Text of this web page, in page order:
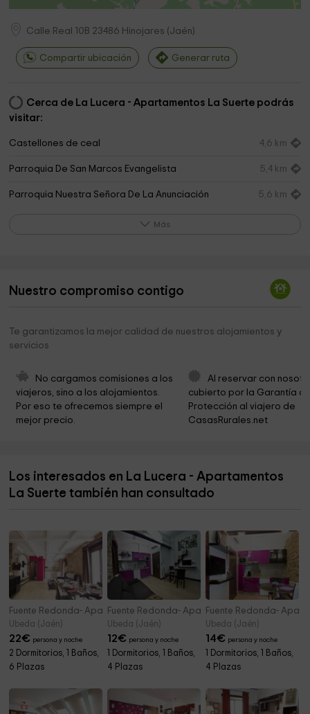
Calle Real 10B 23486 Hinojares (Jaén)
Compartir ubicación Generar ruta
Cerca de La Lucera - Apartamentos La Suerte podrás
visitar:
Castellones de ceal 4,6 km
Parroquia De San Marcos Evangelista 5,4 km
Parroquia Nuestra Señora De La Anunciación 5,6 km
Bosque encantado de Higueras 7,7 km
Parroquia de Nuestra Señora del Rosario
Ayuntamiento de Cuevas del Campo
Parroquia San Isidro
Cerro Vitar 13,3 km
Museo del Pintor Zabaleta y de Miguel Hernández 15,5 km
Más
Nuestro compromiso contigo
Te garantizamos la mejor calidad de nuestros alojamientos y
servicios
No cargamos comisiones a los
viajeros, sino a los alojamientos.
Por eso te ofrecemos siempre el
mejor precio.
Al reservar con
cubierto por la Garantía
Protección al viajero de
CasasRurales.net
Los interesados en La Lucera - Apartamentos
La Suerte también han consultado
Fuente Redonda- Apartamento 101
Ubeda (Jaén)
22€ persona y noche
2 Dormitorios, 1 Baños,
6 Plazas
Fuente Redonda- Apartamento 201
Ubeda (Jaén)
12€ persona y noche
1 Dormitorios, 1 Baños,
4 Plazas
Fuente Redonda-
Ubeda (Jaén)
14€ persona y noche
1 Dormitorios, 1 Baños,
4 Plazas